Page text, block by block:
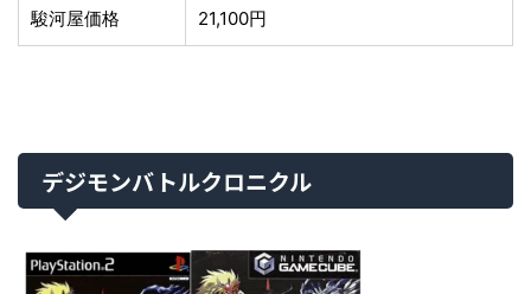
駿河屋価格 21,100円
デジモンバトルクロニクル